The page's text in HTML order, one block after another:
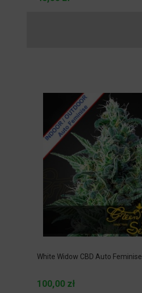
White Widow CBD Auto Feminise
100,00 zł